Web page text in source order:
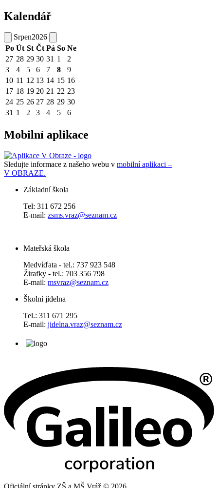
Kalendář
Srpen2026
Po Út St Čt Pá So Ne
27 28 29 30 31 1
2
3
4 5 6 7 8
9
10 11 12 13 14 15 16
17 18 19 20 21 22 23
24 25 26 27 28 29 30
31 1 2 3 4 5 6
Mobilní aplikace
Sledujte informace z našeho webu v mobilní aplikaci –
V OBRAZE.
Základní škola
Tel: 311 672 256
E-mail: zsms.vraz@seznam.cz
Mateřská škola
Medvíďata - tel.: 737 923 548
Žirafky - tel.: 703 356 798
E-mail: msvraz@seznam.cz
Školní jídelna
Tel.: 311 671 295
E-mail: jidelna.vraz@seznam.cz